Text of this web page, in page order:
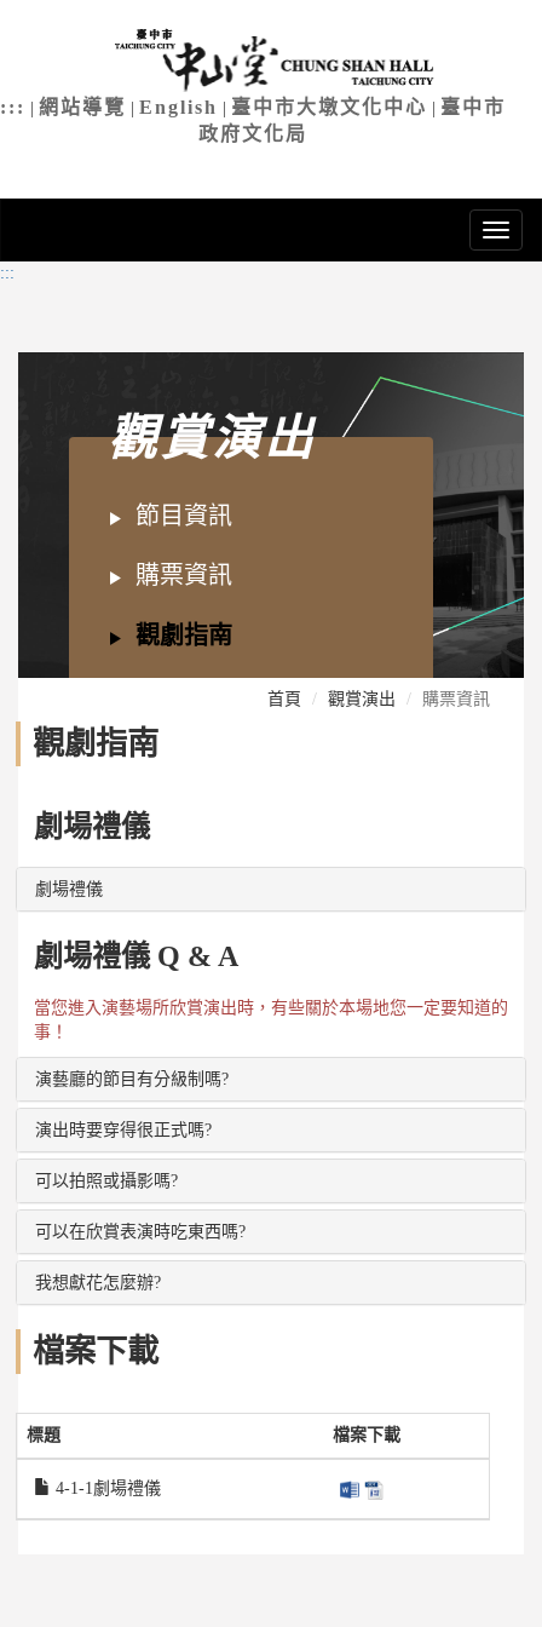
要
::: |網站導覽 |English 臺中市大墩文化中心
臺中市
政府文化局
:::
觀賞演出
節目資訊
購票資訊
觀劇指南
首頁 觀賞演出 購票資訊
觀劇指南
劇場禮儀
劇場禮儀
劇場禮儀 Q & A
當您進入演藝場所欣賞演出時，有些關於本場地您一定要知道的
事！
演藝廳的節目有分級制嗎?
演出時要穿得很正式嗎?
可以拍照或攝影嗎?
可以在欣賞表演時吃東西嗎?
我想獻花怎麼辦?
檔案下載
標題 檔案下載
4-1-1劇場禮儀